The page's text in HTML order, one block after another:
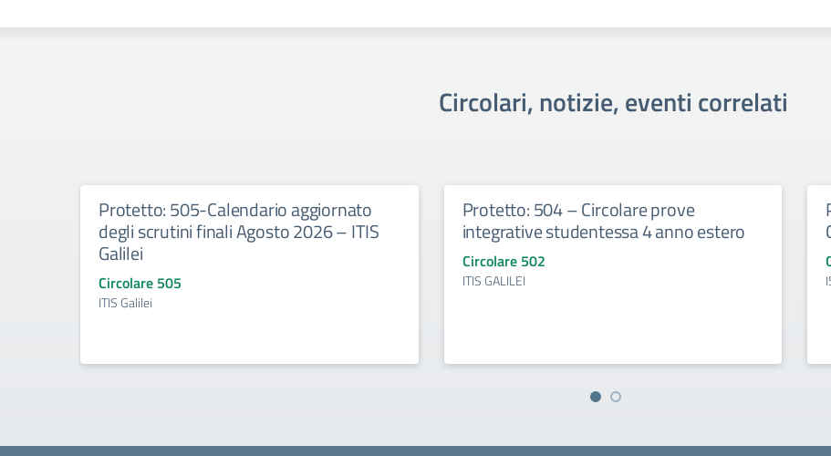
Circolari, notizie, eventi correlati
Protetto: 505-Calendario aggiornato
degli scrutini finali Agosto 2026 – ITIS
Galilei
Circolare 505
ITIS Galilei
Protetto: 504 – Circolare prove
integrative studentessa 4 anno estero
Circolare 502
ITIS GALILEI